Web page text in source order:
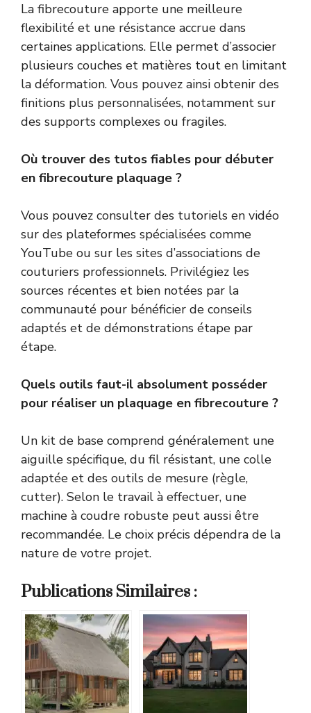
La fibrecouture apporte une meilleure
flexibilité et une résistance accrue dans
certaines applications. Elle permet d’associer
plusieurs couches et matières tout en limitant
la déformation. Vous pouvez ainsi obtenir des
finitions plus personnalisées, notamment sur
des supports complexes ou fragiles.
Où trouver des tutos fiables pour débuter
en fibrecouture plaquage ?
Vous pouvez consulter des tutoriels en vidéo
sur des plateformes spécialisées comme
YouTube ou sur les sites d’associations de
couturiers professionnels. Privilégiez les
sources récentes et bien notées par la
communauté pour bénéficier de conseils
adaptés et de démonstrations étape par
étape.
Quels outils faut-il absolument posséder
pour réaliser un plaquage en fibrecouture ?
Un kit de base comprend généralement une
aiguille spécifique, du fil résistant, une colle
adaptée et des outils de mesure (règle,
cutter). Selon le travail à effectuer, une
machine à coudre robuste peut aussi être
recommandée. Le choix précis dépendra de la
nature de votre projet.
Publications Similaires :